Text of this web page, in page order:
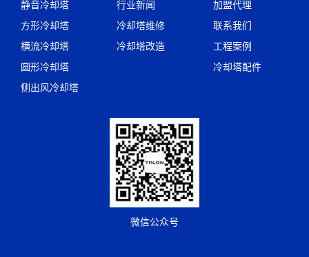
静音冷却塔
方形冷却塔
横流冷却塔
圆形冷却塔
侧出风冷却塔
行业新闻
冷却塔维修
冷却塔改造
加盟代理
联系我们
工程案例
冷却塔配件
微信公众号